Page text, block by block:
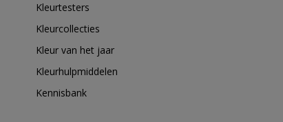
Kleurtesters
Kleurcollecties
Kleur van het jaar
Kleurhulpmiddelen
Kennisbank